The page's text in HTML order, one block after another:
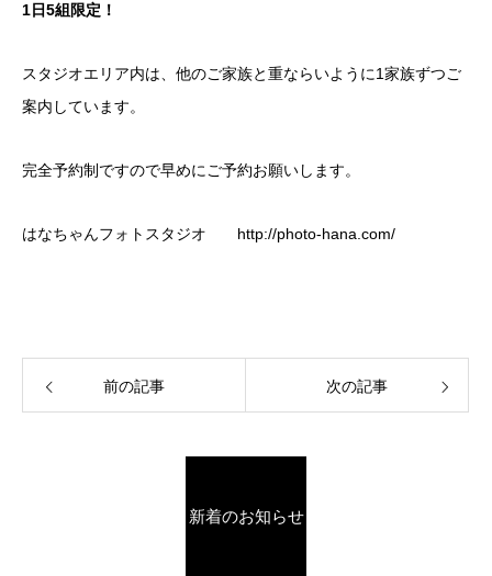
1日5組限定！
スタジオエリア内は、他のご家族と重ならいように1家族ずつご
案内しています。
完全予約制ですので早めにご予約お願いします。
はなちゃんフォトスタジオ http://photo-hana.com/
前の記事 次の記事
新着のお知らせ